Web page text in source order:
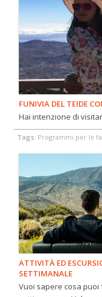
FUNIVIA DEL TEIDE
Hai intenzione di
Tags: Programmi per le
ATTIVITÀ ED
SETTIMANALE
Vuoi sapere cosa